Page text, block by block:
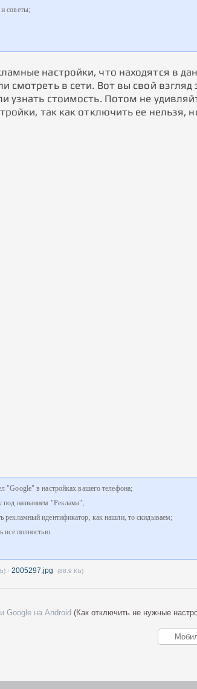
советы;
настройки, что находятся в
смотреть в сети. Вот вы свой
узнать стоимость. Потом не
так как отключить ее нельзя,
"Google" в настройках вашего телефона;
под названием "Реклама";
рекламный идентификатор, как нашли, то скидываем;
все полностью.
· 2005297.jpg (88.9 Kb)
Google на Android (Как отключить не нужные